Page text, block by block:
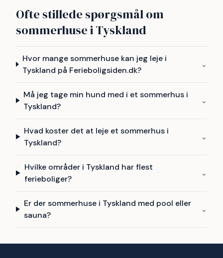
Ofte stillede spørgsmål om
sommerhuse i Tyskland
Hvor mange sommerhuse kan jeg leje i
Tyskland på Ferieboligsiden.dk?
⌄
Må jeg tage min hund med i et sommerhus i
Tyskland?
⌄
Hvad koster det at leje et sommerhus i
Tyskland?
⌄
Hvilke områder i Tyskland har flest
ferieboliger?
⌄
Er der sommerhuse i Tyskland med pool eller
sauna?
⌄